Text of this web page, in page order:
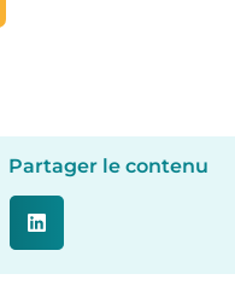
Partager le contenu